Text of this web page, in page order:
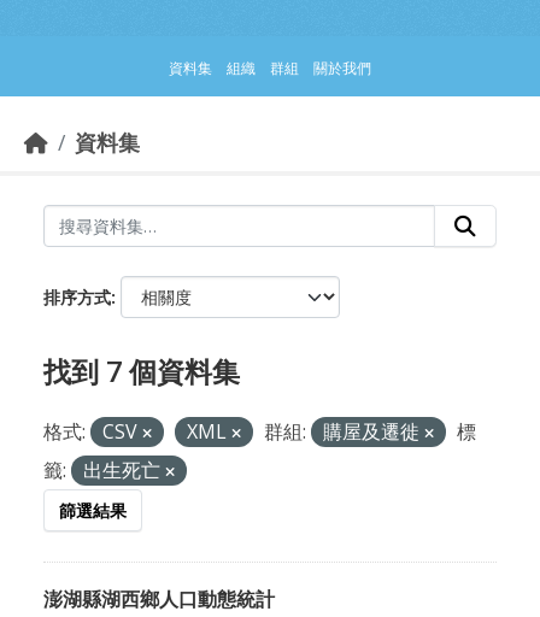
資料集 組織 群組 關於我們
資料集
排序方式
找到 7 個資料集
格式: CSV XML 群組: 購屋及遷徙
標
籤:
出生死亡
篩選結果
澎湖縣湖西鄉人口動態統計